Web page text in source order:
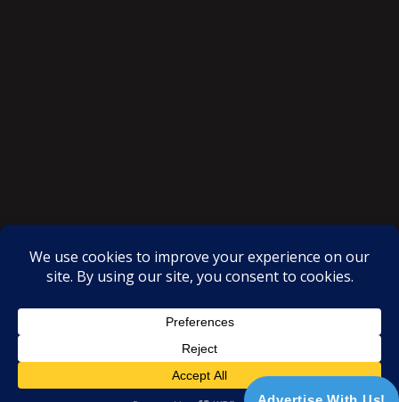
Proudly powered by WordPress |Theme: SuperMag byAcme
Themes